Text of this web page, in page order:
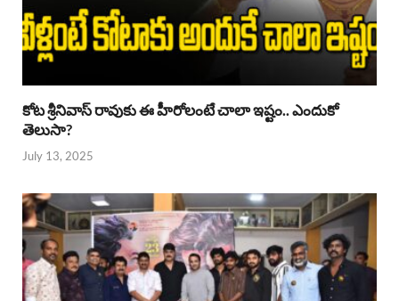
కోట శ్రీనివాస్ రావుకు ఈ హీరోలంటే చాలా ఇష్టం.. ఎందుకో
తెలుసా?
July 13, 2025